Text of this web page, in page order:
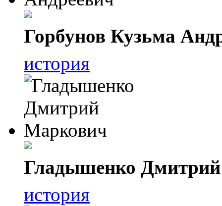
Горбунов Кузьма
история
Гладышенко
история